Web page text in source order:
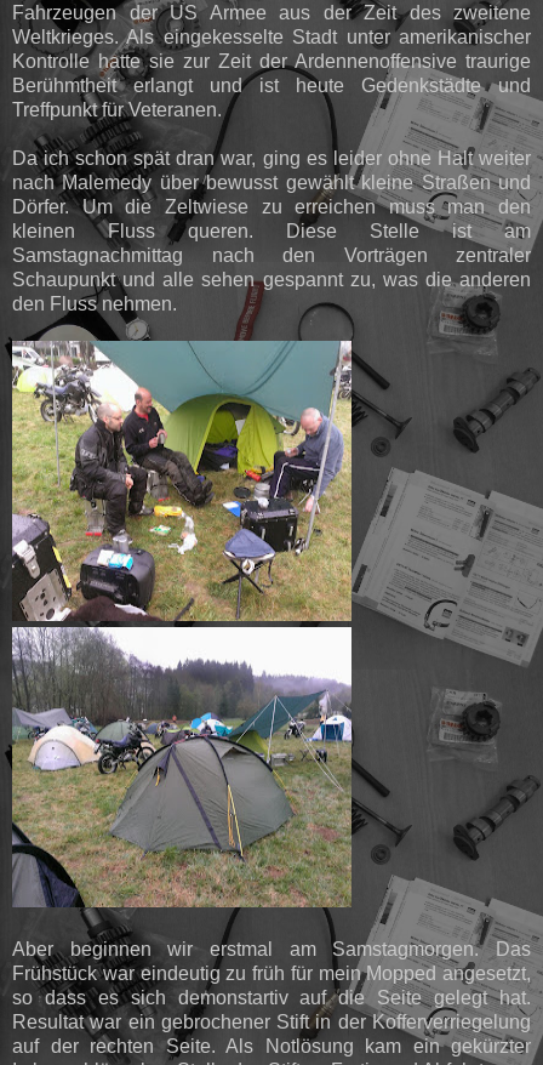
Fahrzeugen der US Armee aus der Zeit des zweitene
Weltkrieges. Als eingekesselte Stadt unter amerikanischer
Kontrolle hatte sie zur Zeit der Ardennenoffensive traurige
Berühmtheit erlangt und ist heute Gedenkstädte und
Treffpunkt für Veteranen.
Da ich schon spät dran war, ging es leider ohne Halt weiter
nach Malemedy über bewusst gewählt kleine Straßen und
Dörfer. Um die Zeltwiese zu erreichen muss man den
kleinen Fluss queren. Diese Stelle ist am
Samstagnachmittag nach den Vorträgen zentraler
Schaupunkt und alle sehen gespannt zu, was die anderen
den Fluss nehmen.
Aber beginnen wir erstmal am Samstagmorgen. Das
Frühstück war eindeutig zu früh für mein Mopped angesetzt,
so dass es sich demonstartiv auf die Seite gelegt hat.
Resultat war ein gebrochener Stift in der Kofferverriegelung
auf der rechten Seite. Als Notlösung kam ein gekürzter